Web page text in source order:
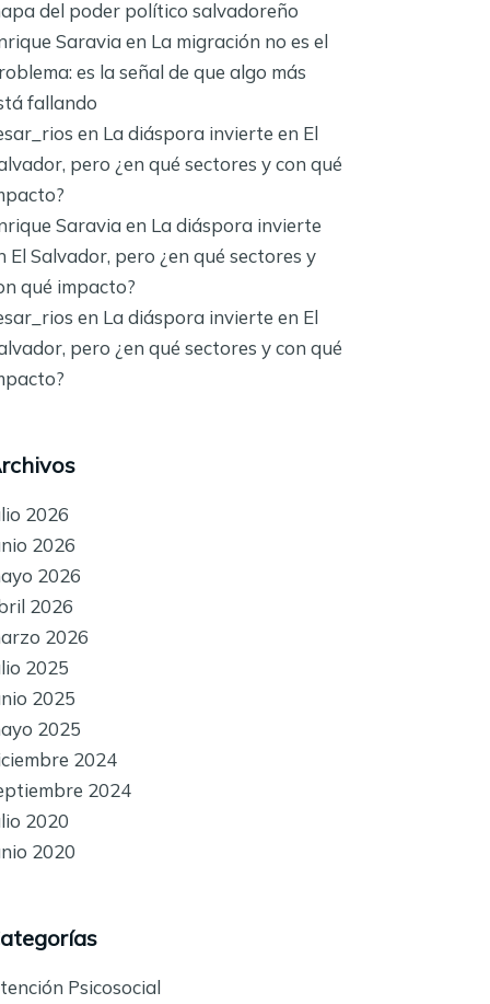
del poder político salvadoreño
Saraviaen La migración no es el
es la señal de que algo más
fallando
en La diáspora invierte en El
pero ¿en qué sectores y con qué
Saraviaen La diáspora invierte
El Salvador, pero ¿en qué sectores y
qué impacto?
en La diáspora invierte en El
pero ¿en qué sectores y con qué
2026
2026
2026
2026
2026
2025
2025
2025
2024
2024
2020
2020
Psicosocial